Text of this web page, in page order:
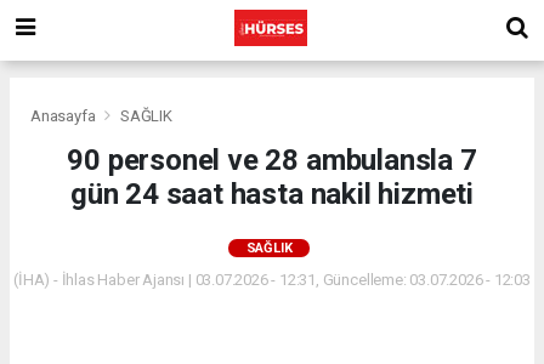
Anasayfa SAĞLIK
90 personel ve 28 ambulansla 7
gün 24 saat hasta nakil hizmeti
SAĞLIK
(İHA) - İhlas Haber Ajansı | 03.07.2026 - 12:31, Güncelleme: 03.07.2026 - 12:03